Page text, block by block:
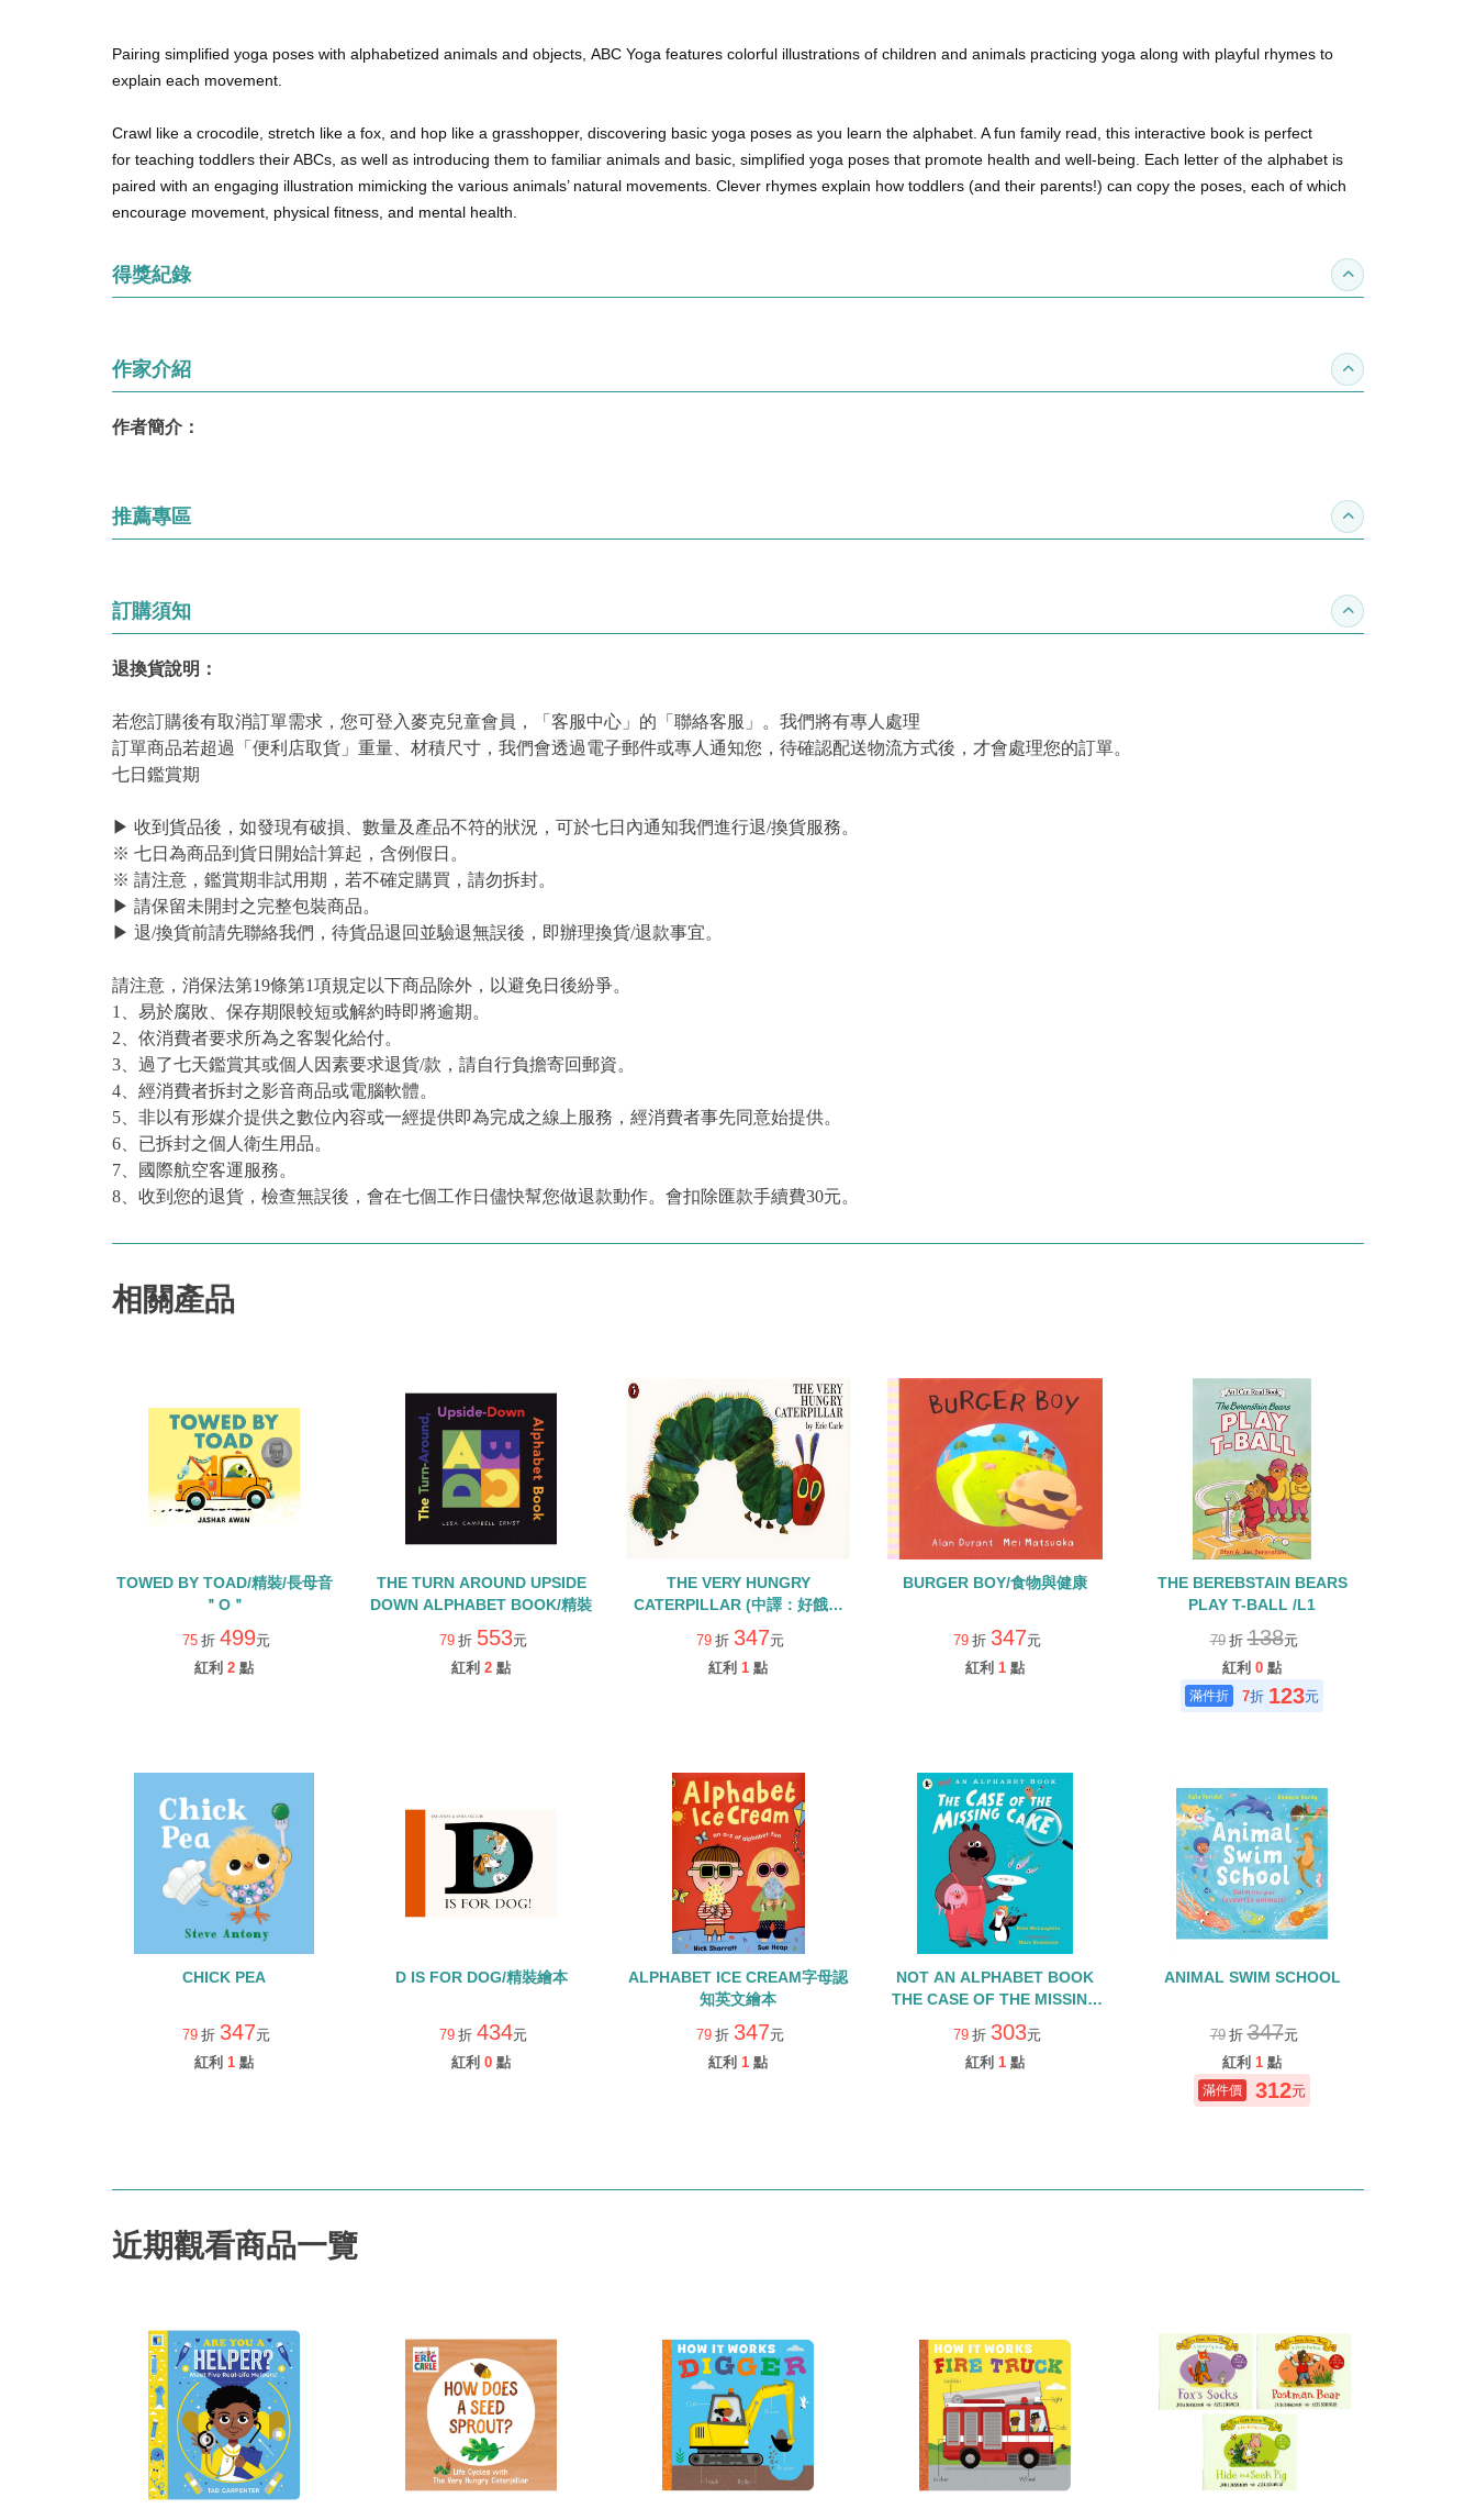
Pairing simplified yoga poses with alphabetized animals and objects, ABC Yoga features colorful illustrations of children and animals practicing yoga along with playful rhymes to
explain each movement.
Crawl like a crocodile, stretch like a fox, and hop like a grasshopper, discovering basic yoga poses as you learn the alphabet. A fun family read, this interactive book is perfect
for teaching toddlers their ABCs , as well as introducing them to familiar animals and basic, simplified yoga poses that promote health and well-being. Each letter of the alphabet is
paired with an engaging illustration mimicking the various animals’ natural movements. Clever rhymes explain how toddlers (and their parents!) can copy the poses , each of which
encourage movement, physical fitness, and mental health.
得獎紀錄 收合得獎紀錄
作家介紹 收合作家介紹
作者簡介：
推薦專區 收合推薦專區
訂購須知 收合訂購須知
退換貨說明：
若您訂購後有取消訂單需求，您可登入麥克兒童會員，「客服中心」的「聯絡客服」。我們將有專人處理
訂單商品若超過「便利店取貨」重量、材積尺寸，我們會透過電子郵件或專人通知您，待確認配送物流方式後，才會處理您的訂單。
七日鑑賞期
▶ 收到貨品後，如發現有破損、數量及產品不符的狀況，可於七日內通知我們進行退/換貨服務。
※ 七日為商品到貨日開始計算起，含例假日。
※ 請注意，鑑賞期非試用期，若不確定購買，請勿拆封。
▶ 請保留未開封之完整包裝商品。
▶ 退/換貨前請先聯絡我們，待貨品退回並驗退無誤後，即辦理換貨/退款事宜。
請注意，消保法第19條第1項規定以下商品除外，以避免日後紛爭。
1、易於腐敗、保存期限較短或解約時即將逾期。
2、依消費者要求所為之客製化給付。
3、過了七天鑑賞其或個人因素要求退貨/款，請自行負擔寄回郵資。
4、經消費者拆封之影音商品或電腦軟體。
5、非以有形媒介提供之數位內容或一經提供即為完成之線上服務，經消費者事先同意始提供。
6、已拆封之個人衛生用品。
7、國際航空客運服務。
8、收到您的退貨，檢查無誤後，會在七個工作日儘快幫您做退款動作。會扣除匯款手續費30元。
相關產品
TOWED BY TOAD/精裝/長母音
＂O＂
75 折 499元
紅利 2 點
THE TURN AROUND UPSIDE
DOWN ALPHABET BOOK/精裝
79 折 553元
紅利 2 點
THE VERY HUNGRY
CATERPILLAR (中譯：好餓的
毛毛蟲)【52】
79 折 347元
紅利 1 點
BURGER BOY/食物與健康
79 折 347元
紅利 1 點
THE BEREBSTAIN BEARS
PLAY T-BALL /L1
79 折138元
紅利 0 點
7折 123元
CHICK PEA
79 折 347元
紅利 1 點
D IS FOR DOG/精裝繪本
79 折 434元
紅利 0 點
ALPHABET ICE CREAM字母認
知英文繪本
79 折 347元
紅利 1 點
NOT AN ALPHABET BOOK
THE CASE OF THE MISSING
CAKE/幽默趣味
79 折 303元
紅利 1 點
ANIMAL SWIM SCHOOL
79 折347元
紅利 1 點
312元
近期觀看商品一覽